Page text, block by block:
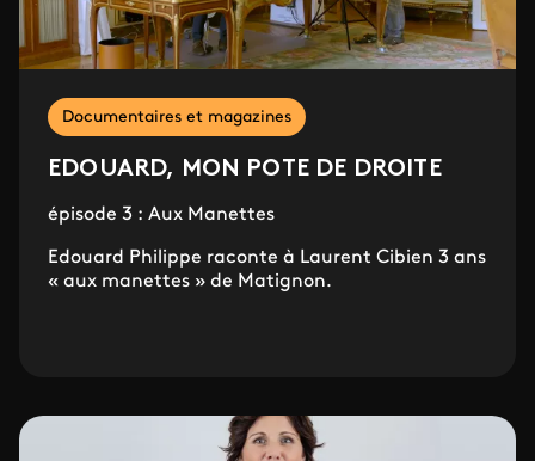
Documentaires et magazines
EDOUARD, MON POTE DE DROITE
épisode 3 : Aux Manettes
Edouard Philippe raconte à Laurent Cibien 3 ans
« aux manettes » de Matignon.